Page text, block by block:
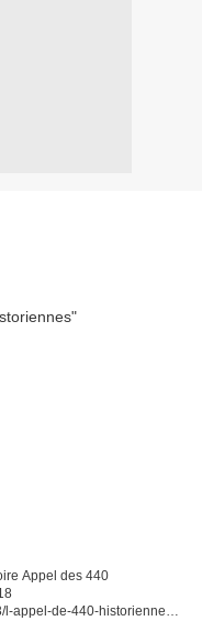
Appel des 440
appel-de-440-historiennes-